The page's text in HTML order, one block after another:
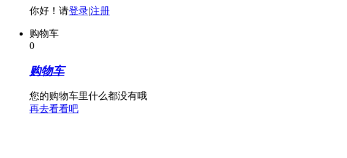
你好！请登录|注册
购物车
0
购物车
您的购物车里什么都没有哦
再去看看吧